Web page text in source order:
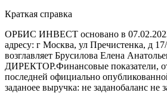
Краткая справка
ОРБИС ИНВЕСТ основано в
адресу: г Москва, ул Пречистенка, д
возглавляет Брусилова Елена
ДИРЕКТОР.Финансовые показатели,
последней официально
заданоее выручка: не заданобаланс не